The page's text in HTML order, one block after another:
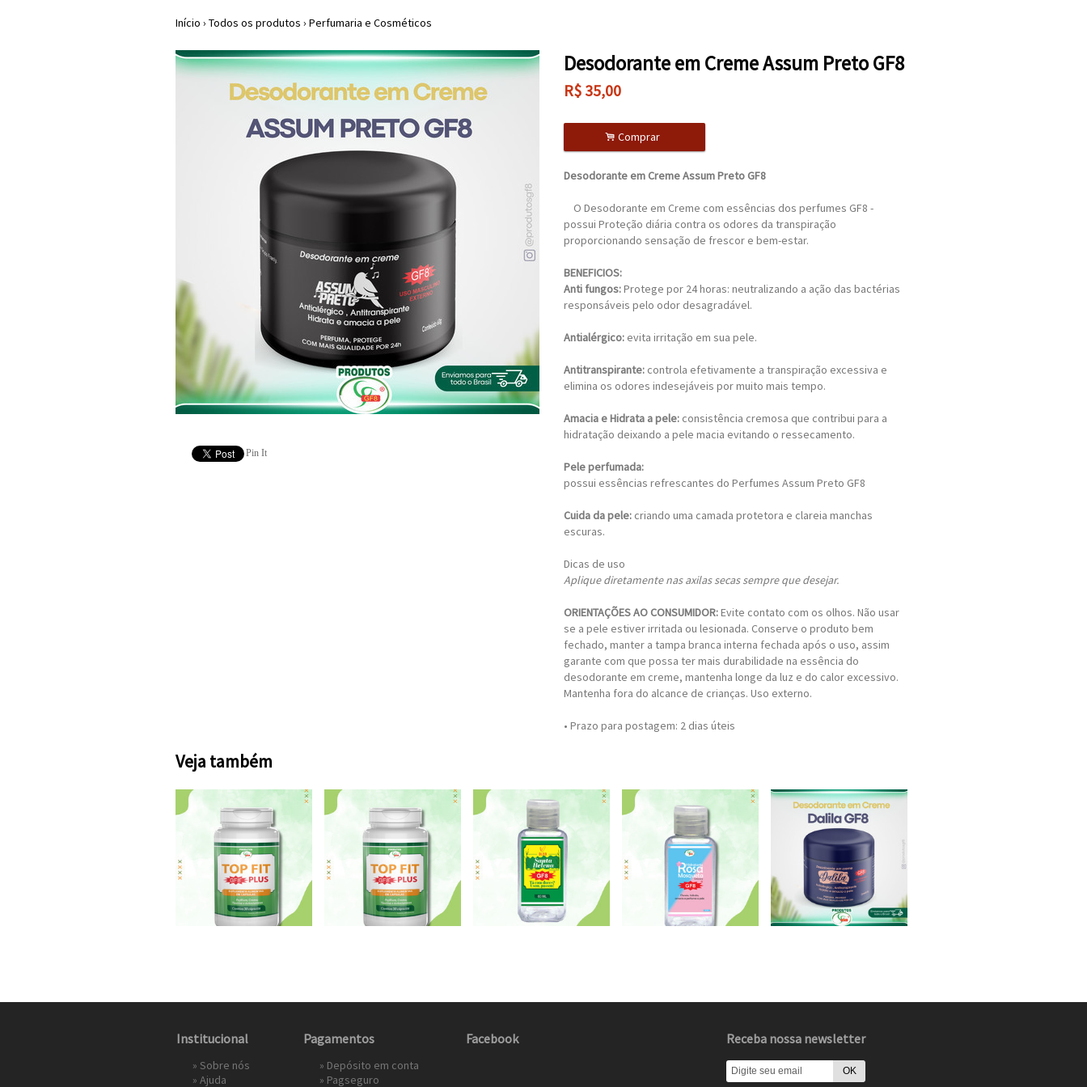
Início › Todos os produtos › Perfumaria e Cosméticos
Pin It
Desodorante em Creme Assum Preto GF8
R$ 35,00
. Comprar
Desodorante em Creme Assum Preto GF8
O Desodorante em Creme com essências dos perfumes GF8 -
possui Proteção diária contra os odores da transpiração
proporcionando sensação de frescor e bem-estar.
BENEFICIOS:
Anti fungos:Protege por 24 horas: neutralizando a ação das bactérias
responsáveis pelo odor desagradável.
Antialérgico: evita irritação em sua pele.
Antitranspirante: controla efetivamente a transpiração excessiva e
elimina os odores indesejáveis por muito mais tempo.
Amacia e Hidrata a pele: consistência cremosa que contribui para a
hidratação deixando a pele macia evitando o ressecamento.
Pele perfumada:
possui essências refrescantes do Perfumes Assum Preto GF8
Cuida da pele: criando uma camada protetora e clareia manchas
escuras.
Dicas de uso
Aplique diretamente nas axilas secas sempre que desejar.
ORIENTAÇÕES AO CONSUMIDOR:Evite contato com os olhos. Não usar
se a pele estiver irritada ou lesionada. Conserve o produto bem
fechado, manter a tampa branca interna fechada após o uso, assim
garante com que possa ter mais durabilidade na essência do
desodorante em creme, mantenha longe da luz e do calor excessivo.
Mantenha fora do alcance de crianças. Uso externo.
• Prazo para postagem: 2 dias úteis
Veja também
Institucional
» Sobre nós
» Ajuda
Pagamentos
» Depósito em conta
» Pagseguro
Facebook Receba nossa newsletter